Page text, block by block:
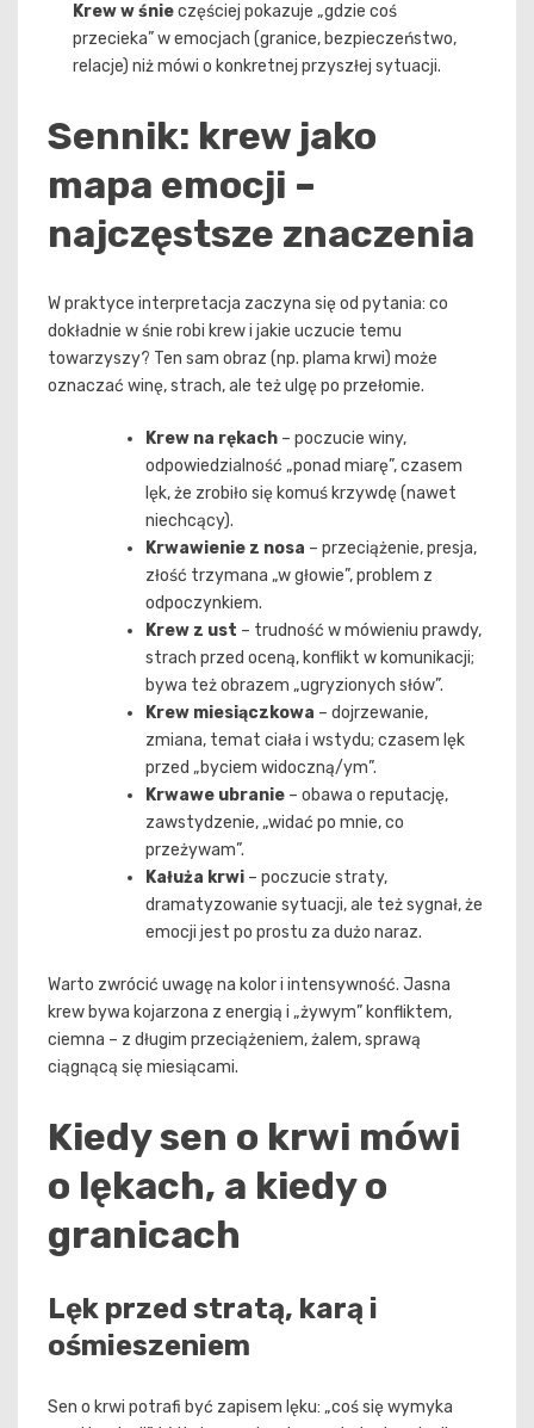
Krew w śnieczęściej pokazuje „gdzie coś
przecieka” w emocjach (granice, bezpieczeństwo,
relacje) niż mówi o konkretnej przyszłej sytuacji.
Sennik: krew jako
mapa emocji –
najczęstsze znaczenia
W praktyce interpretacja zaczyna się od pytania: co
dokładnie w śnie robi krew i jakie uczucie temu
towarzyszy? Ten sam obraz (np. plama krwi) może
oznaczać winę, strach, ale też ulgę po przełomie.
Krew na rękach – poczucie winy,
odpowiedzialność „ponad miarę”, czasem
lęk, że zrobiło się komuś krzywdę (nawet
niechcący).
Krwawienie z nosa – przeciążenie, presja,
złość trzymana „w głowie”, problem z
odpoczynkiem.
Krew z ust – trudność w mówieniu prawdy,
strach przed oceną, konflikt w komunikacji;
bywa też obrazem „ugryzionych słów”.
Krew miesiączkowa – dojrzewanie,
zmiana, temat ciała i wstydu; czasem lęk
przed „byciem widoczną/ym”.
Krwawe ubranie – obawa o reputację,
zawstydzenie, „widać po mnie, co
przeżywam”.
Kałuża krwi – poczucie straty,
dramatyzowanie sytuacji, ale też sygnał, że
emocji jest po prostu za dużo naraz.
Warto zwrócić uwagę na kolor i intensywność. Jasna
krew bywa kojarzona z energią i „żywym” konfliktem,
ciemna – z długim przeciążeniem, żalem, sprawą
ciągnącą się miesiącami.
Kiedy sen o krwi mówi
o lękach, a kiedy o
granicach
Lęk przed stratą, karą i
ośmieszeniem
Sen o krwi potrafi być zapisem lęku: „coś się wymyka